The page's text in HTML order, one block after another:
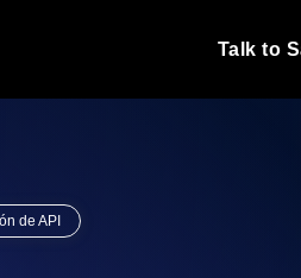
Talk to
de API